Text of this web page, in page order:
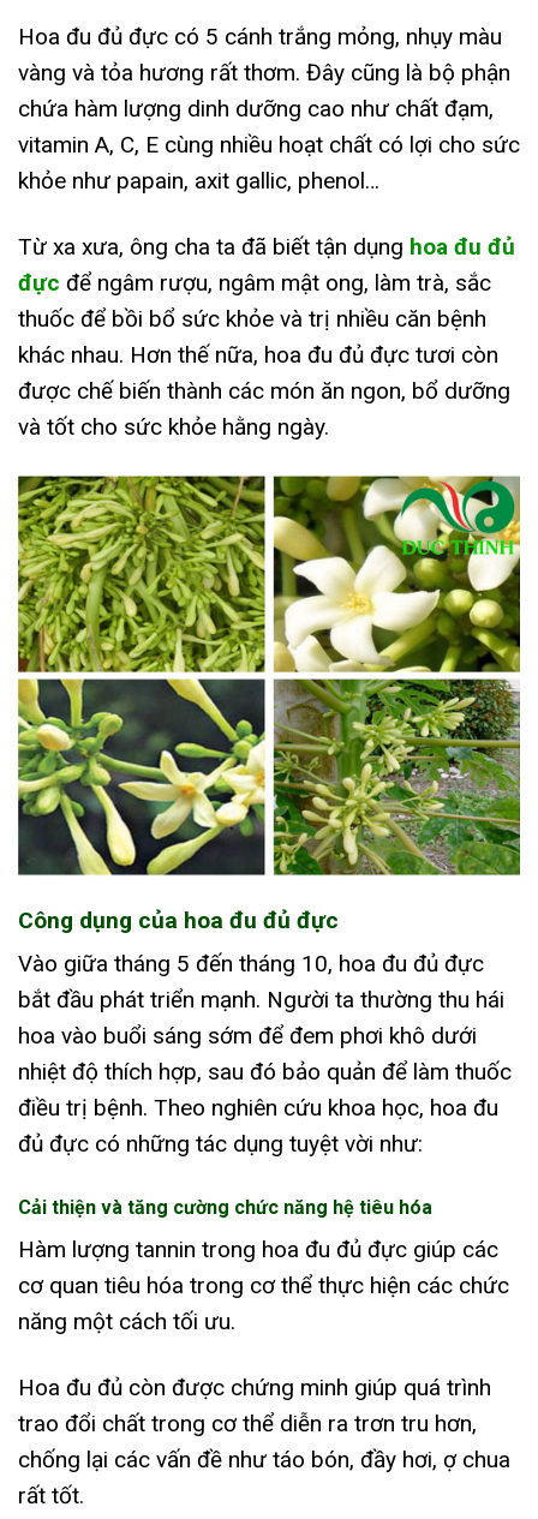
Hoa đu đủ đực có 5 cánh trắng mỏng, nhụy màu
vàng và tỏa hương rất thơm. Đây cũng là bộ phận
chứa hàm lượng dinh dưỡng cao như chất đạm,
vitamin A, C, E cùng nhiều hoạt chất có lợi cho sức
khỏe như papain, axit gallic, phenol…
Từ xa xưa, ông cha ta đã biết tận dụng hoa đu đủ
đực để ngâm rượu, ngâm mật ong, làm trà, sắc
thuốc để bồi bổ sức khỏe và trị nhiều căn bệnh
khác nhau. Hơn thế nữa, hoa đu đủ đực tươi còn
được chế biến thành các món ăn ngon, bổ dưỡng
và tốt cho sức khỏe hằng ngày.
Công dụng của hoa đu đủ đực
Vào giữa tháng 5 đến tháng 10, hoa đu đủ đực
bắt đầu phát triển mạnh. Người ta thường thu hái
hoa vào buổi sáng sớm để đem phơi khô dưới
nhiệt độ thích hợp, sau đó bảo quản để làm thuốc
điều trị bệnh. Theo nghiên cứu khoa học, hoa đu
đủ đực có những tác dụng tuyệt vời như:
Cải thiện và tăng cường chức năng hệ tiêu hóa
Hàm lượng tannin trong hoa đu đủ đực giúp các
cơ quan tiêu hóa trong cơ thể thực hiện các chức
năng một cách tối ưu.
Hoa đu đủ còn được chứng minh giúp quá trình
trao đổi chất trong cơ thể diễn ra trơn tru hơn,
chống lại các vấn đề như táo bón, đầy hơi, ợ chua
rất tốt.